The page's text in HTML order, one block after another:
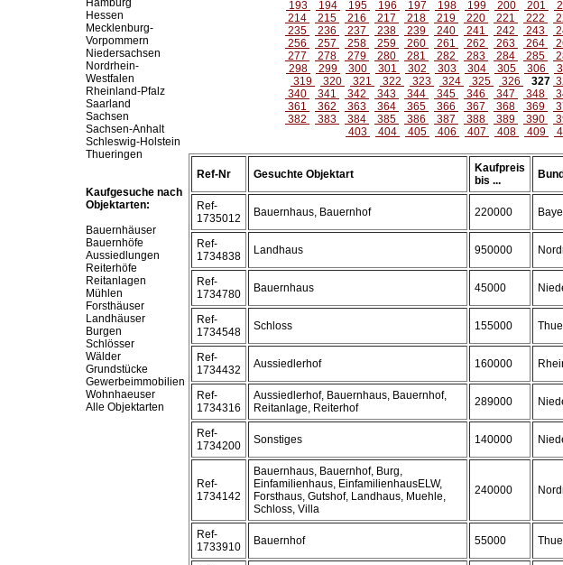
Hamburg
Hessen
Mecklenburg-
Vorpommern
Niedersachsen
Nordrhein-
Westfalen
Rheinland-Pfalz
Saarland
Sachsen
Sachsen-Anhalt
Schleswig-Holstein
Thueringen
Kaufgesuche nach
Objektarten:
Bauernhäuser
Bauernhöfe
Aussiedlungen
Reiterhöfe
Reitanlagen
Mühlen
Forsthäuser
Landhäuser
Burgen
Schlösser
Wälder
Grundstücke
Gewerbeimmobilien
Wohnhaeuser
Alle Objektarten
193
194 195 196 197 198 199 200 201
214
215 216 217 218 219 220 221 222
235
236 237 238 239 240 241 242 243
256
257 258 259 260 261 262 263 264
277
278 279 280 281 282 283 284 285
298
299 300 301 302 303 304 305 306
319
320 321 322 323 324 325 326 327
340
341 342 343 344 345 346 347 348
361
362 363 364 365 366 367 368 369
382
383 384 385 386 387 388 389 390
403
404 405 406 407 408 409
Ref-Nr Gesuchte Objektart
Kaufpreis
bis ...
Ref-
1735012
Bauernhaus, Bauernhof 220000
Ref-
1734838
Landhaus 950000
Ref-
1734780
Bauernhaus 45000
Ref-
1734548
Schloss 155000
Ref-
1734432
Aussiedlerhof 160000
Ref-
1734316
Aussiedlerhof, Bauernhaus, Bauernhof,
Reitanlage, Reiterhof
289000
Ref-
1734200
Sonstiges 140000
Ref-
1734142
Bauernhaus, Bauernhof, Burg,
Einfamilienhaus, EinfamilienhausELW,
Forsthaus, Gutshof, Landhaus, Muehle,
Schloss, Villa
240000
Ref-
1733910
Bauernhof 55000